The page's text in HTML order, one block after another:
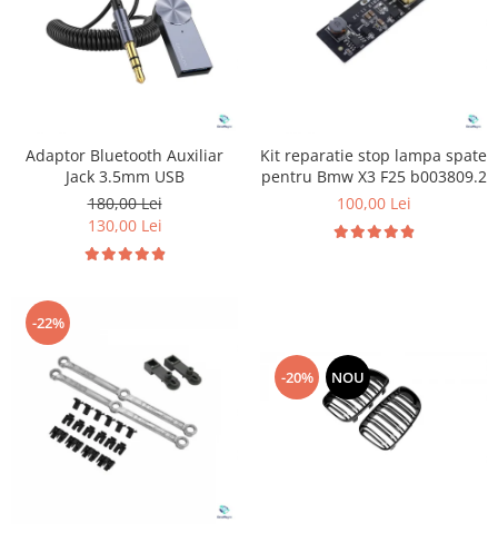
Adaptor Bluetooth Auxiliar
Jack 3.5mm USB
180,00 Lei
130,00 Lei
Kit reparatie stop lampa spate
pentru Bmw X3 F25 b003809.2
100,00 Lei
-22%
-20% NOU